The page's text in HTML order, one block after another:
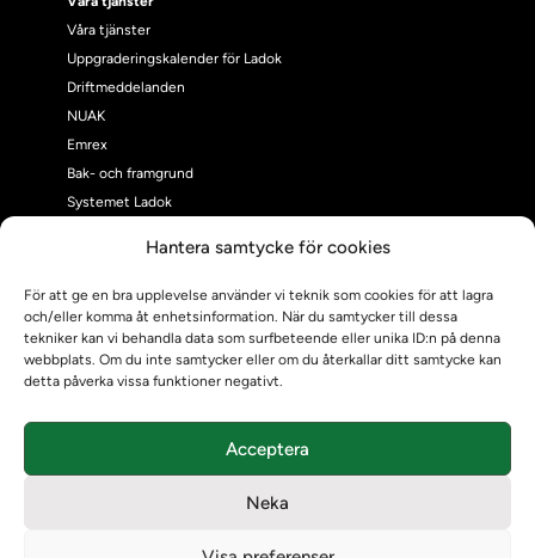
Hantera samtycke för cookies
För att ge en bra upplevelse använder vi teknik som cookies för att lagra
och/eller komma åt enhetsinformation. När du samtycker till dessa
tekniker kan vi behandla data som surfbeteende eller unika ID:n på denna
webbplats. Om du inte samtycker eller om du återkallar ditt samtycke kan
detta påverka vissa funktioner negativt.
Acceptera
Neka
Våra tjänster
Uppgraderingskalender för Ladok
Driftmeddelanden
NUAK
Emrex
Bak- och framgrund
Systemet Ladok
Kontrollera intyg
Om oss
Om oss
Om Ladokkonsortiet
Ladokkonsortiet internationellt